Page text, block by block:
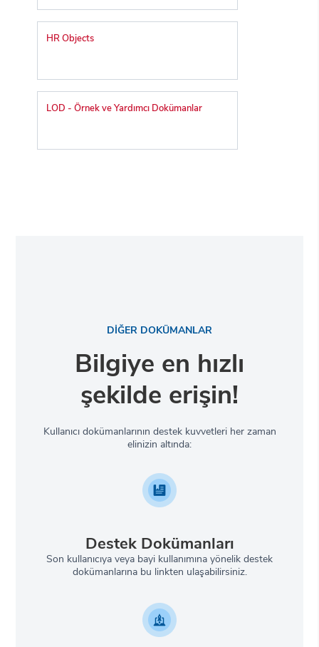
HR Objects
LOD - Örnek ve Yardımcı Dokümanlar
DİĞER DOKÜMANLAR
Bilgiye en hızlı
şekilde erişin!
Kullanıcı dokümanlarının destek kuvvetleri her zaman
elinizin altında:
Destek Dokümanları
Son kullanıcıya veya bayi kullanımına yönelik destek
dokümanlarına bu linkten ulaşabilirsiniz.